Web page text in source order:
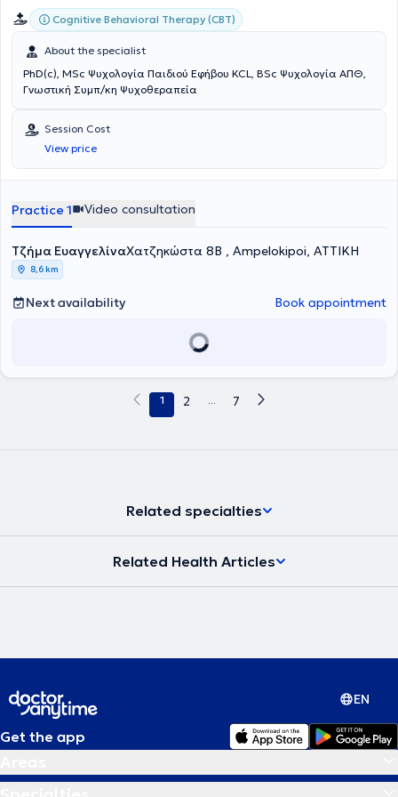
πραγματοποιεί συναντήσεις συμβουλευτικής θεραπείας με γονείς,
καθώς και ατομικές συνεδρίες με ενήλικες, παιδιά και εφήβους
που αντιμετωπίζουν δυσκολίες σε ένα ευρύ φάσμα διαταραχών,
όπως νευροαναπτυξιακές διαταραχές, αγχώδεις διαταραχές,
συναισθηματικές δυσκολίες και προβλήματα συμπεριφοράς.
Cognitive Behavioral Therapy (CBT)
About the specialist
PhD(c), MSc Ψυχολογία Παιδιού Εφήβου KCL, BSc Ψυχολογία ΑΠΘ,
Γνωστική Συμπ/κη Ψυχοθεραπεία
Session Cost
View price
Practice 1 Video consultation
Τζήμα ΕυαγγελίναΧατζηκώστα 8Β , Ampelokipoi, ΑΤΤΙΚΗ
8,6 km
Next availability Book appointment
1 2 ... 7
Related specialties
Related Health Articles
EN
Get the app